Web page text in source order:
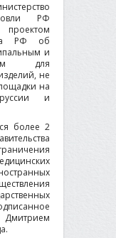
РФ
РФ об
и
для
не
на
и
более 2